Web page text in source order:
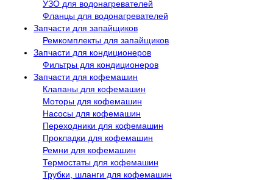
УЗО для водонагревателей
Фланцы для водонагревателей
Запчасти для запайщиков
Ремкомплекты для запайщиков
Запчасти для кондиционеров
Фильтры для кондиционеров
Запчасти для кофемашин
Клапаны для кофемашин
Моторы для кофемашин
Насосы для кофемашин
Переходники для кофемашин
Прокладки для кофемашин
Ремни для кофемашин
Термостаты для кофемашин
Трубки, шланги для кофемашин